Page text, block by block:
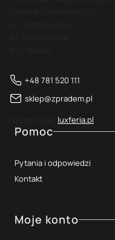
+48 781 520 111
sklep@zpradem.pl
luxferia.pl
Linki w stopce
Pomoc
Pytania i odpowiedzi
Kontakt
Moje konto